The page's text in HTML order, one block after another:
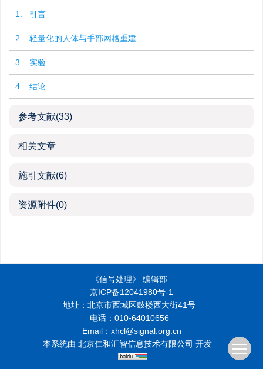
1. 引言
2. 轻量化的人体与手部网格重建
3. 实验
4. 结论
参考文献(33)
相关文章
施引文献(6)
资源附件(0)
《信号处理》 编辑部
京ICP备12041980号-1
地址：北京市西城区鼓楼西大街41号
电话：010-64010656
Email：xhcl@signal.org.cn
本系统由 北京仁和汇智信息技术有限公司 开发